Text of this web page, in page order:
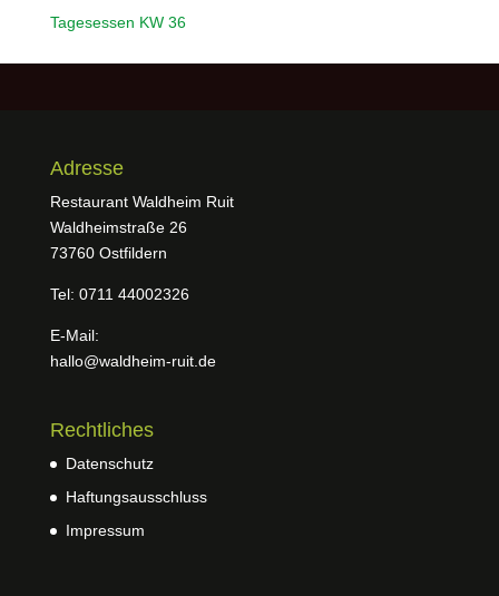
Tagesessen KW 36
Adresse
Restaurant Waldheim Ruit
Waldheimstraße 26
73760 Ostfildern
Tel: 0711 44002326
E-Mail:
hallo@waldheim-ruit.de
Rechtliches
Datenschutz
Haftungsausschluss
Impressum